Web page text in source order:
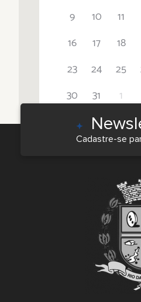
9
10 11
16
17 18
23
24 25
30
31 1
Cadastre-se